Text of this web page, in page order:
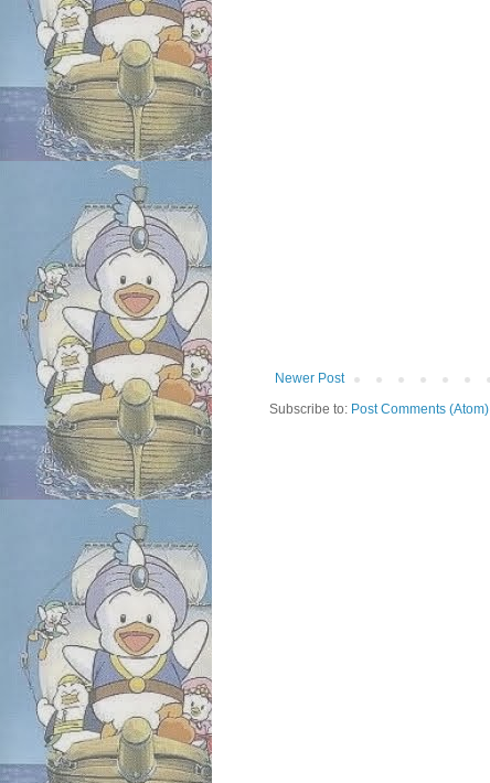
Newer Post
Subscribe to: Post Comments (Atom)